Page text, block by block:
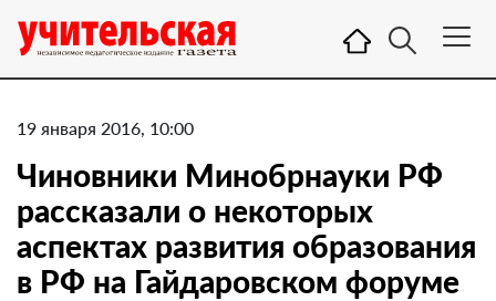
19 января 2016, 10:00
Чиновники Минобрнауки РФ
рассказали о некоторых
аспектах развития образования
в РФ на Гайдаровском форуме